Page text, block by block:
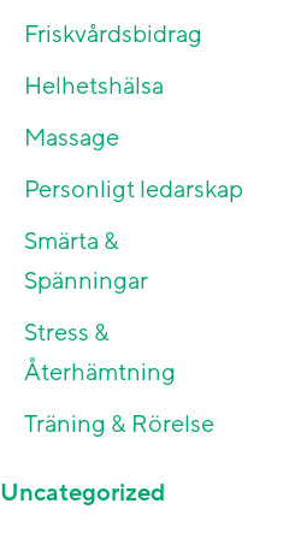
Friskvårdsbidrag
Helhetshälsa
Massage
Personligt ledarskap
Smärta &
Spänningar
Stress &
Återhämtning
Träning & Rörelse
Uncategorized